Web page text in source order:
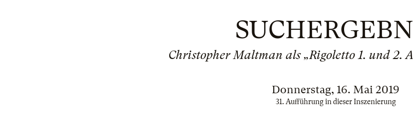
Christopher Maltman als „Rigoletto 1. und 2.
Donnerstag, 16. Mai 2019
31. Aufführung in dieser Inszenierung